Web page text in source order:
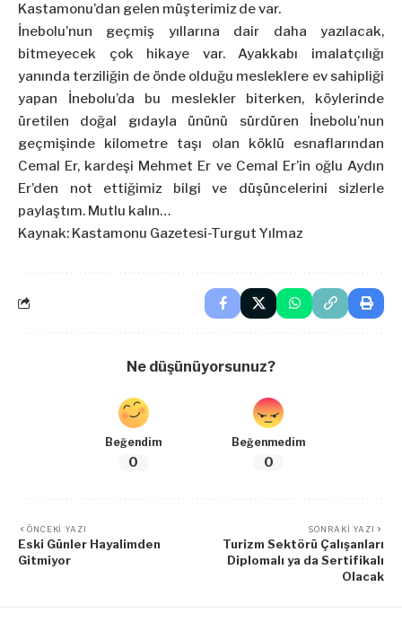
Kastamonu’dan gelen müşterimiz de var.
İnebolu’nun geçmiş yıllarına dair daha yazılacak,
bitmeyecek çok hikaye var. Ayakkabı imalatçılığı
yanında terziliğin de önde olduğu mesleklere ev sahipliği
yapan İnebolu’da bu meslekler biterken, köylerinde
üretilen doğal gıdayla ününü sürdüren İnebolu’nun
geçmişinde kilometre taşı olan köklü esnaflarından
Cemal Er, kardeşi Mehmet Er ve Cemal Er’in oğlu Aydın
Er’den not ettiğimiz bilgi ve düşüncelerini sizlerle
paylaştım. Mutlu kalın…
Kaynak: Kastamonu Gazetesi-Turgut Yılmaz
Ne düşünüyorsunuz?
Beğendim
0
Beğenmedim
0
ÖNCEKI YAZI
Eski Günler Hayalimden
Gitmiyor
SONRAKI YAZI
Turizm Sektörü Çalışanları
Diplomalı ya da Sertifikalı
Olacak